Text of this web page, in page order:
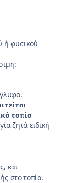
ή φυσικού
τοπίο
ζητά ειδική
και
στο τοπίο.